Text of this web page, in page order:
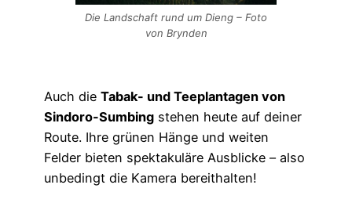
Die Landschaft rund um Dieng – Foto
von Brynden
Auch die Tabak- und Teeplantagen von
Sindoro-Sumbing stehen heute auf deiner
Route. Ihre grünen Hänge und weiten
Felder bieten spektakuläre Ausblicke – also
unbedingt die Kamera bereithalten!